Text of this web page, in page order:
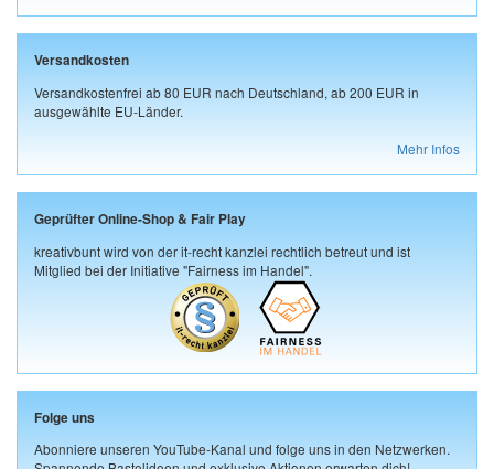
Versandkosten
Versandkostenfrei ab 80 EUR nach Deutschland, ab 200 EUR in
ausgewählte EU-Länder.
Mehr Infos
Geprüfter Online-Shop & Fair Play
kreativbunt wird von der it-recht kanzlei rechtlich betreut und ist
Mitglied bei der Initiative "Fairness im Handel".
Folge uns
Abonniere unseren YouTube-Kanal und folge uns in den Netzwerken.